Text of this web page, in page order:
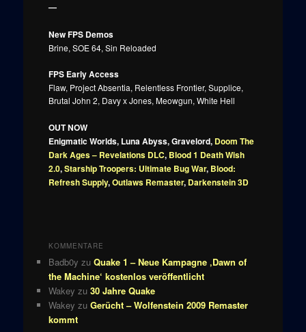
—
New FPS Demos
Brine, SOE 64, Sin Reloaded
FPS Early Access
Flaw, Project Absentia, Relentless Frontier, Supplice,
Brutal John 2, Davy x Jones, Meowgun, White Hell
OUT NOW
Enigmatic Worlds, Luna Abyss, Gravelord, Doom The
Dark Ages – Revelations DLC, Blood 1 Death Wish
2.0,Starship Troopers: Ultimate Bug War, Blood:
Refresh Supply,Outlaws Remaster, Darkenstein 3D
KOMMENTARE
Badb0y zu Quake 1 – Neue Kampagne ‚Dawn of
the Machine‘ kostenlos veröffentlicht
Wakey zu 30 Jahre Quake
Wakey zu Gerücht – Wolfenstein 2009 Remaster
kommt